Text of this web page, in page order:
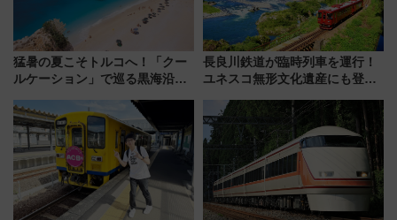
猛暑の夏こそトルコへ！「クー
ルケーション」で巡る黒海沿岸
連検索数が前年比237％増、ナ
ショジオも認める『2026年に訪
れるべき世界の旅先』
長良川鉄道が臨時列車を運行！
ユネスコ無形文化遺産にも登録
に 乗車には予約が必要